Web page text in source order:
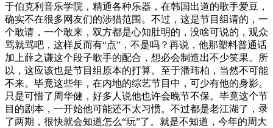
于伯克利音乐学院，精通各种乐器，在韩国出道的歌手爱豆，
确实不在很多网友们的涉猎范围。不过，这是节目组请的，一
个敢请，一个敢来，双方都是心知肚明的，没啥可说的，观众
骂就骂吧，这样反而有“点”，不是吗？再说，他那塑料普通话
加上薛之谦这个段子歌手的配合，想必会制造出不少笑果。所
以，这应该也是节目组原本的打算。至于潘玮柏，当然不可能
不来。毕竟这些年，在内地的综艺节目中，可少有他的身影。
只是可惜了周华健，好多人说他也许会晚节不保。毕竟这个节
目的剧本，一开始他可能还不太习惯。不过都是老江湖了，录
了两期，很快就会知道怎么“玩”了。就是不知道，今年的周大